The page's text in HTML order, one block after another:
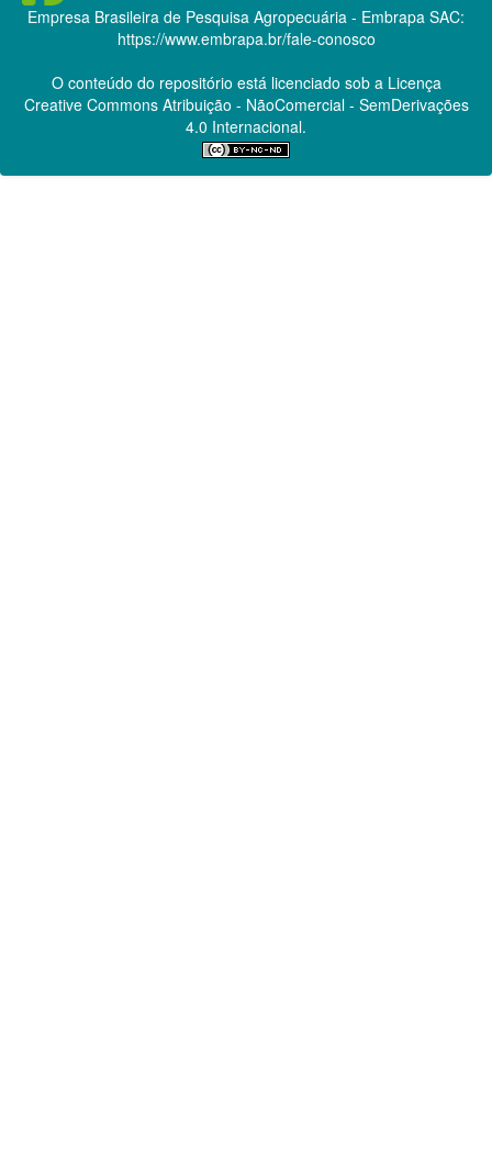
Empresa Brasileira de Pesquisa Agropecuária - Embrapa SAC:
https://www.embrapa.br/fale-conosco
O conteúdo do repositório está licenciado sob a Licença
Creative CommonsAtribuição - NãoComercial - SemDerivações
4.0 Internacional.